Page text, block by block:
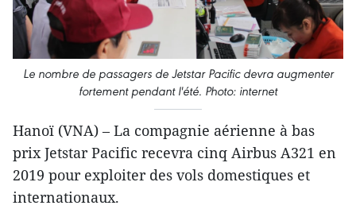
Le nombre de passagers de Jetstar Pacific devra augmenter
fortement pendant l'été. Photo: internet
Hanoï (VNA) – La compagnie aérienne à bas
prix Jetstar Pacific recevra cinq Airbus A321 en
2019 pour exploiter des vols domestiques et
internationaux.